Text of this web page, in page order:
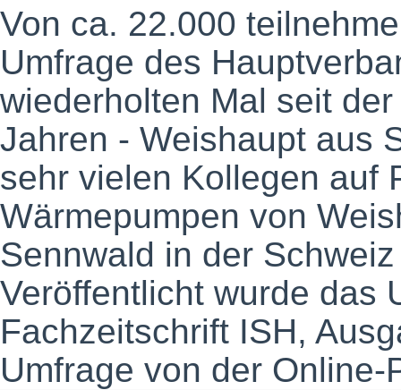
Von ca. 22.000
Umfrage des
wiederholten Mal seit
Jahren - Weishaupt aus
sehr vielen Kollegen auf
Wärmepumpen von
Sennwald in der
Veröffentlicht wurde das
Fachzeitschrift ISH,
Umfrage von der